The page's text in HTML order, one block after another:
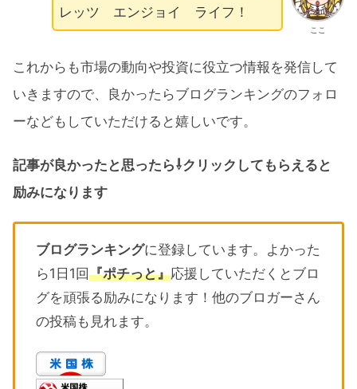
ここ
レッツ エンジョイ ライフ！
これからも市場の動向や投資に役立つ情報を発信して
いきますので、良かったらブログランキングのフォロ
ーなどもしていただけると嬉しいです。
記事が良かったと思ったら⇩クリックしてもらえると
励みになります
ブログランキングに登録しています。よかった
ら1日1回『ポチっと』応援していただくとブロ
グを頑張る励みになります！他のブロガーさん
の投稿も見れます。